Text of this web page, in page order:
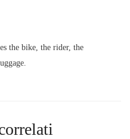
the bike, the rider, the